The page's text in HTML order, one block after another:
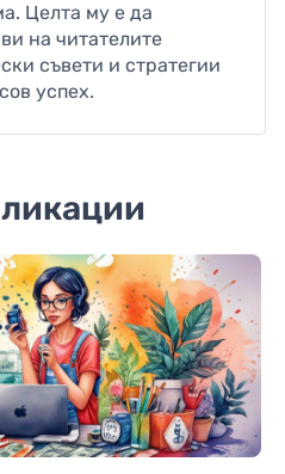
Целта му е да
на читателите
съвети и стратегии
успех.